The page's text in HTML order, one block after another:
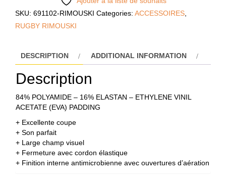
SKU: 691102-RIMOUSKI Categories: ACCESSOIRES,
RUGBY RIMOUSKI
DESCRIPTION ADDITIONAL INFORMATION
Description
84% POLYAMIDE – 16% ELASTAN – ETHYLENE VINIL
ACETATE (EVA) PADDING
+ Excellente coupe
+ Son parfait
+ Large champ visuel
+ Fermeture avec cordon élastique
+ Finition interne antimicrobienne avec ouvertures d’aération